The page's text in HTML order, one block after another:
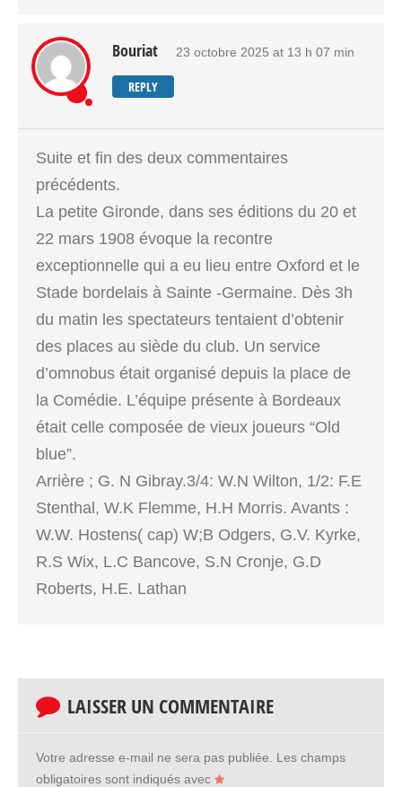
Bouriat 23 octobre 2025 at 13 h 07 min
REPLY
Suite et fin des deux commentaires
précédents.
La petite Gironde, dans ses éditions du 20 et
22 mars 1908 évoque la recontre
exceptionnelle qui a eu lieu entre Oxford et le
Stade bordelais à Sainte -Germaine. Dès 3h
du matin les spectateurs tentaient d’obtenir
des places au siède du club. Un service
d’omnobus était organisé depuis la place de
la Comédie. L’équipe présente à Bordeaux
était celle composée de vieux joueurs “Old
blue”.
Arrière ; G. N Gibray.3/4: W.N Wilton, 1/2: F.E
Stenthal, W.K Flemme, H.H Morris. Avants :
W.W. Hostens( cap) W;B Odgers, G.V. Kyrke,
R.S Wix, L.C Bancove, S.N Cronje, G.D
Roberts, H.E. Lathan
LAISSER UN COMMENTAIRE
Votre adresse e-mail ne sera pas publiée.
Les champs
obligatoires sont indiqués avec